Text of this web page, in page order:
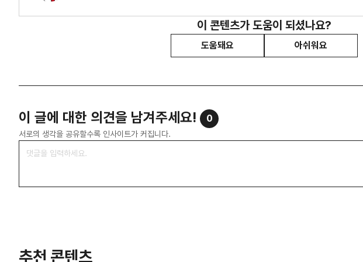
이 콘텐츠가 도움이 되셨나요?
도움돼요 아쉬워요
이 글에 대한 의견을 남겨주세요! 0
서로의 생각을 공유할수록 인사이트가 커집니다.
추천 콘텐츠